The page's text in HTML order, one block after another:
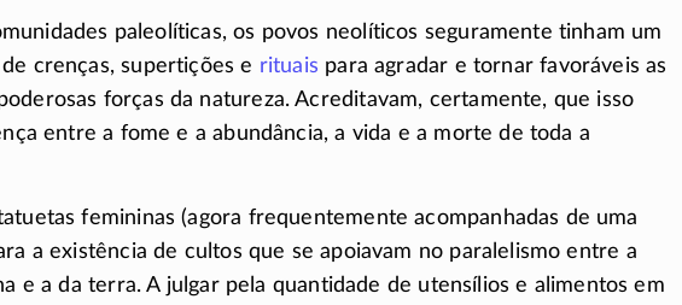
paleolíticas, os povos neolíticos seguramente tinham um
crenças, supertições e rituais para agradar e tornar favoráveis as
forças da natureza. Acreditavam, certamente, que isso
entre a fome e a abundância, a vida e a morte de toda a
femininas (agora frequentemente acompanhadas de uma
a existência de cultos que se apoiavam no paralelismo entre a
e a da terra. A julgar pela quantidade de utensílios e alimentos em